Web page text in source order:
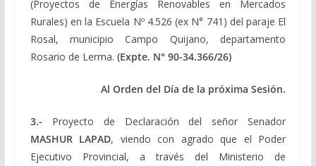
(Proyectos de Energías Renovables en Mercados
Rurales) en la Escuela Nº 4.526 (ex N° 741) del paraje El
Rosal, municipio Campo Quijano, departamento
Rosario de Lerma. (Expte. N° 90-34.366/26)
Al Orden del Día de la próxima Sesión.
3.- Proyecto de Declaración del señor Senador
MASHUR LAPAD, viendo con agrado que el Poder
Ejecutivo Provincial, a través del Ministerio de